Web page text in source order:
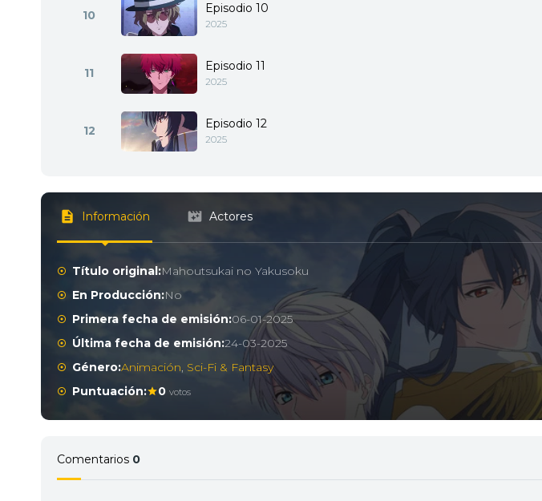
10 Episodio 10
2025
11 Episodio 11
2025
12 Episodio 12
2025
Información Actores
Título original:Mahoutsukai no Yakusoku
En Producción:No
Primera fecha de emisión:06-01-2025
Última fecha de emisión:24-03-2025
Género:Animación, Sci-Fi & Fantasy
Puntuación:
0 votos
Comentarios 0